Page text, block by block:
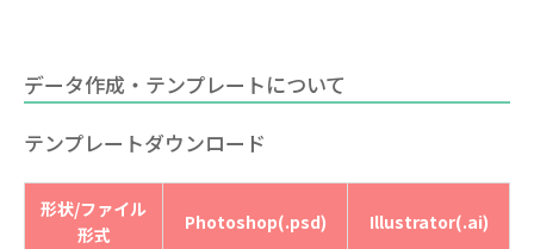
データ作成・テンプレートについて
テンプレートダウンロード
形状/ファイル
形式
Photoshop(.psd) Illustrator(.ai)